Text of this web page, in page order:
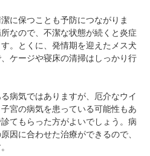
に保つことも予防につながりま
なので、不潔な状態が続くと炎症
。とくに、発情期を迎えたメス犬
ケージや寝床の清掃はしっかり行
病気ではありますが、厄介なウイ
宮の病気を患っている可能性もあ
てもらった方がよいでしょう。病
因に合わせた治療ができるので、